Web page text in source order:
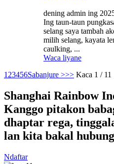
dening admin ing
Ing taun-taun
selang saya tambah
milih selang, kayata
caulking, ...
Waca liyane
1 23456Sabanjure >>> Kaca 1 / 11
Shanghai Rainbow
Kanggo pitakon
dhaptar rega,
lan kita bakal
Ndaftar